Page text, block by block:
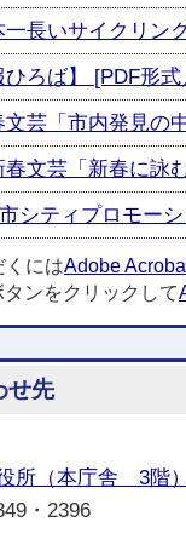
いサイクリング
ば】 [PDF形式
「市内発見の中
芸「新春に詠
ィプロモーシ
くにはAdobe
ンをクリックして
せ先
所（本庁舎 3階）
・2396